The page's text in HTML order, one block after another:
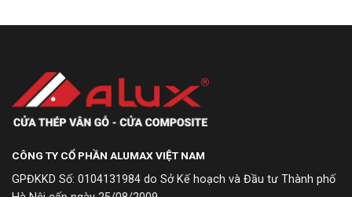
CÔNG TY CỔ PHẦN ALUMAX VIỆT NAM
GPĐKKD Số: 0104131984 do Sở Kế hoạch và Đầu tư Thành phố